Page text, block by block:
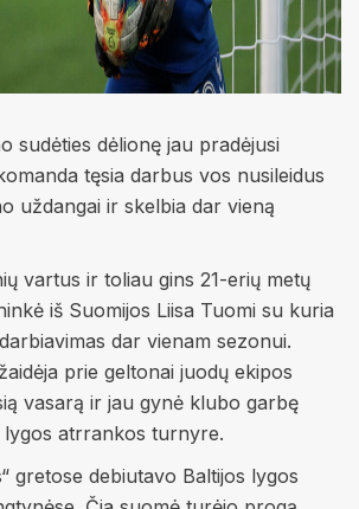
sudėties dėlionę jau pradėjusi
tęsia darbus vos nusileidus
uždangai ir skelbia dar vieną
vartus ir toliau gins 21-erių metų
iš Suomijos Liisa Tuomi su kuria
dar vienam sezonui.
prie geltonai juodų ekipos
vasarą ir jau gynė klubo garbę
lygos atrrankos turnyre.
gretose debiutavo Baltijos lygos